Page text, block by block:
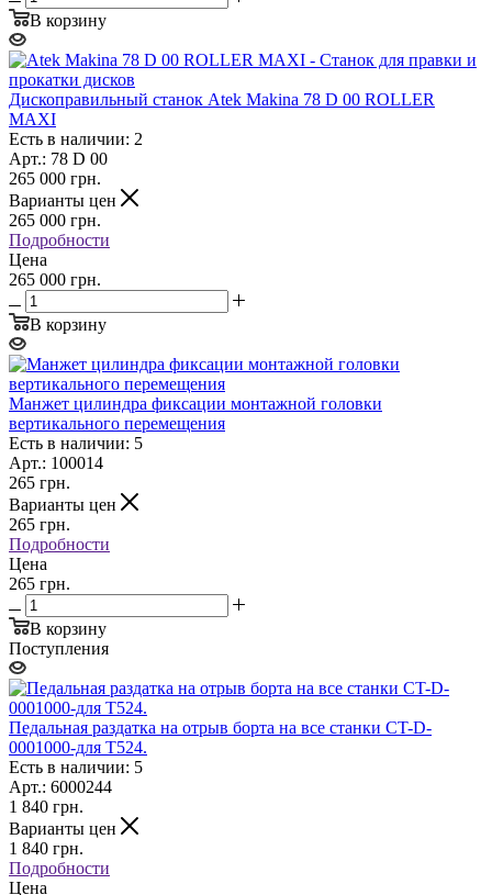
В корзину
Дископравильный станок Atek Makina 78 D 00 ROLLER
MAXI
Есть в наличии: 2
Арт.: 78 D 00
265 000 грн.
Варианты цен
265 000 грн.
Подробности
Цена
265 000 грн.
В корзину
Манжет цилиндра фиксации монтажной головки
вертикального перемещения
Есть в наличии: 5
Арт.: 100014
265 грн.
Варианты цен
265 грн.
Подробности
Цена
265 грн.
В корзину
Поступления
Педальная раздатка на отрыв борта на все станки CT-D-
0001000-для Т524.
Есть в наличии: 5
Арт.: 6000244
1 840 грн.
Варианты цен
1 840 грн.
Подробности
Цена